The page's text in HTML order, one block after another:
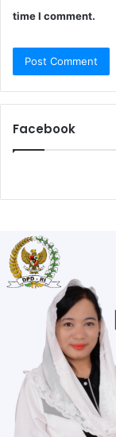
time I comment.
Facebook